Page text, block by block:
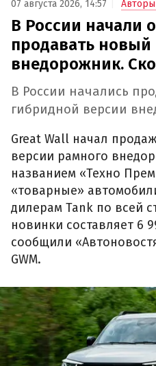
07 августа 2026, 14:57
В России начали
продавать
внедорожник.
В России начались
гибридной версии
Great Wall начал
версии рамного
названием «Техно
«товарные»
дилерам Tank по всей
новинки составляет 6
сообщили
GWM.